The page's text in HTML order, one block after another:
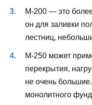
М-200 — это
он для заливки
лестниц,
М-250 может
перекрытия,
не очень
монолитного